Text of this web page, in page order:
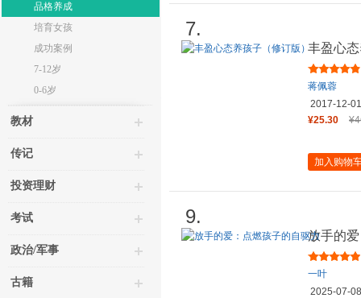
品格养成
培育女孩
成功案例
7-12岁
0-6岁
教材
传记
投资理财
考试
政治/军事
古籍
7.
丰盈心
蒋佩蓉
2017-12-01
¥25.30
加入购物
9.
放手的
一叶
2025-07-08